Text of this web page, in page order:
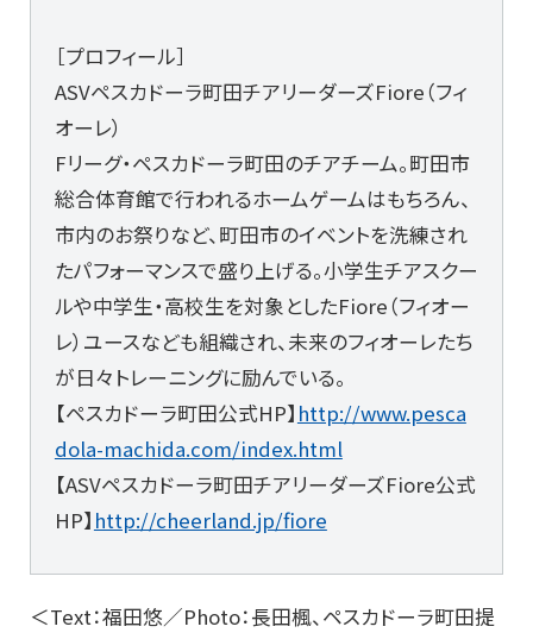
［プロフィール］
ASVペスカドーラ町田チアリーダーズFiore（フィ
オーレ）
Fリーグ・ペスカドーラ町田のチアチーム。町田市
総合体育館で行われるホームゲームはもちろん、
市内のお祭りなど、町田市のイベントを洗練され
たパフォーマンスで盛り上げる。小学生チアスクー
ルや中学生・高校生を対象としたFiore（フィオー
レ）ユースなども組織され、未来のフィオーレたち
が日々トレーニングに励んでいる。
【ペスカドーラ町田公式HP】 http://www.pesca
dola-machida.com/index.html
【ASVペスカドーラ町田チアリーダーズFiore公式
HP】 http://cheerland.jp/fiore
＜Text：福田悠／Photo：長田楓、ペスカドーラ町田提